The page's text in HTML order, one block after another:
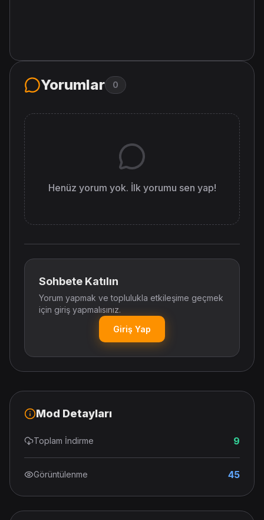
Yorumlar 0
Henüz yorum yok. İlk yorumu sen yap!
Sohbete Katılın
Yorum yapmak ve toplulukla etkileşime geçmek
için giriş yapmalısınız.
Giriş Yap
Mod Detayları
Toplam İndirme 9
Görüntülenme 45